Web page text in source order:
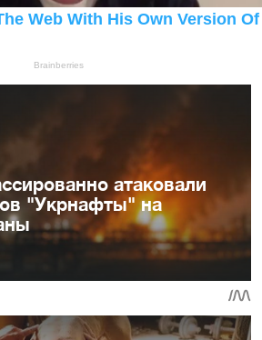
атаковали
"Укрнафты" на